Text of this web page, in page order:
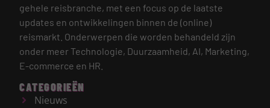
gehele reisbranche, met een focus op de laatste
updates en ontwikkelingen binnen de (online)
reismarkt. Onderwerpen die worden behandeld zijn
onder meer Technologie, Duurzaamheid, AI, Marketing,
E-commerce en HR.
CATEGORIEËN
Nieuws